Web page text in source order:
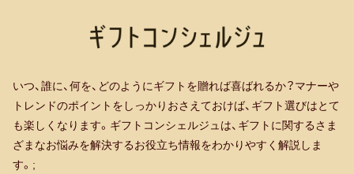
いつ、誰に、何を、どのようにギフトを贈れば喜ばれるか？マナーや
トレンドのポイントをしっかりおさえておけば、ギフト選びはとて
も楽しくなります。ギフトコンシェルジュは、ギフトに関するさま
ざまなお悩みを解決するお役立ち情報をわかりやすく解説しま
す。;